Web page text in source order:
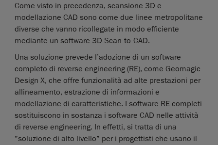
Come visto in precedenza, scansione 3D e
modellazione CAD sono come due linee metropolitane
diverse che vanno ricollegate in modo efficiente
mediante un software 3D Scan-to-CAD.
Una soluzione prevede l’adozione di un software
completo di reverse engineering (RE), come Geomagic
Design X, che offre funzionalità ad alte prestazioni per
allineamento, estrazione di informazioni e
modellazione di caratteristiche. I software RE completi
sostituiscono in sostanza i software CAD nelle attività
di reverse engineering. In effetti, si tratta di una
”soluzione di alto livello” per i progettisti che usano il